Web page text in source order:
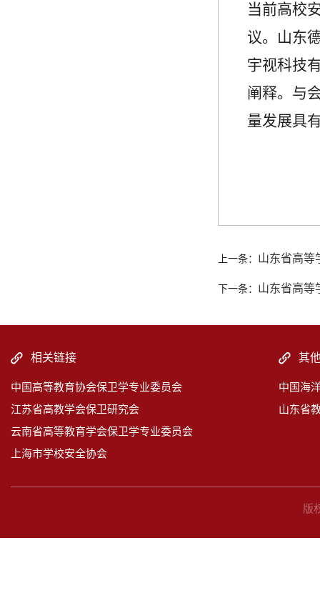
当前高校
议。山东
宇视科技
阐释。与
量发展具
上一条： 山东省高等
下一条： 山东省高等
相关链接
中国高等教育协会保卫学专业委员会
江苏省高教学会保卫研究会
云南省高等教育学会保卫学专业委员会
上海市学校安全协会
其
中国海
山东省
版